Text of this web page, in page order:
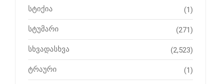
სტიქია (1)
სტუმარი (271)
სხვადასხვა (2,523)
ტრაური (1)